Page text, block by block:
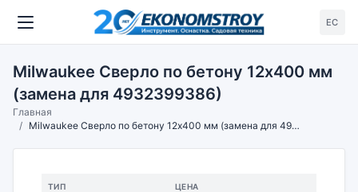
ЕС
Milwaukee Сверло по бетону 12x400 мм
(замена для 4932399386)
Главная
Milwaukee Сверло по бетону 12x400 мм (замена для 4932399386)
ТИП ЦЕНА